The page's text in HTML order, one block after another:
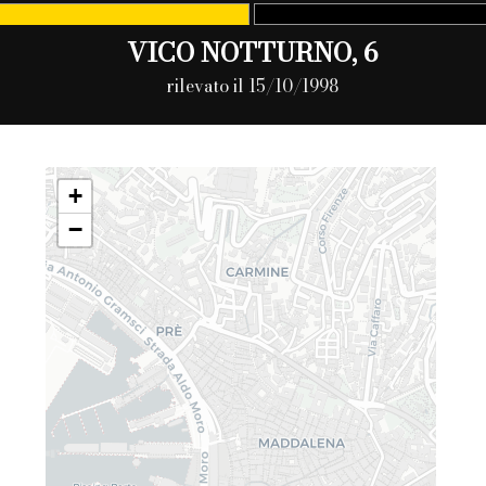
VICO NOTTURNO, 6
rilevato il 15/10/1998
+
−